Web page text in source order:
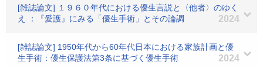
[雑誌論文] １９６０年代における優生言説と〈他者〉のゆく
え ：『愛護』にみる「優生手術」とその論調
2024
[雑誌論文] 1950年代から60年代日本における家族計画と優
生手術：優生保護法第3条に基づく優生手術
2024